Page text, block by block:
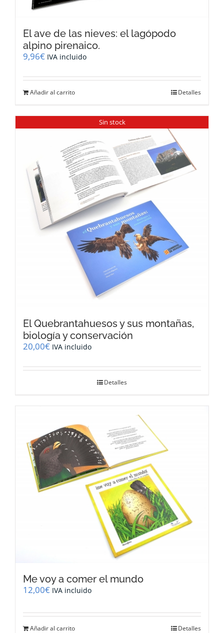
El ave de las nieves: el lagópodo
alpino pirenaico.
9,96€ IVA incluido
Añadir al carrito Detalles
Sin stock
El Quebrantahuesos y sus montañas,
biología y conservación
20,00€ IVA incluido
Detalles
Me voy a comer el mundo
12,00€ IVA incluido
Añadir al carrito Detalles